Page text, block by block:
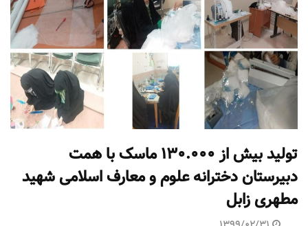
تولید بیش از 130.000 ماسک با همت
دبیرستان دخترانه علوم و معارف اسلامی شهید
مطهری زابل